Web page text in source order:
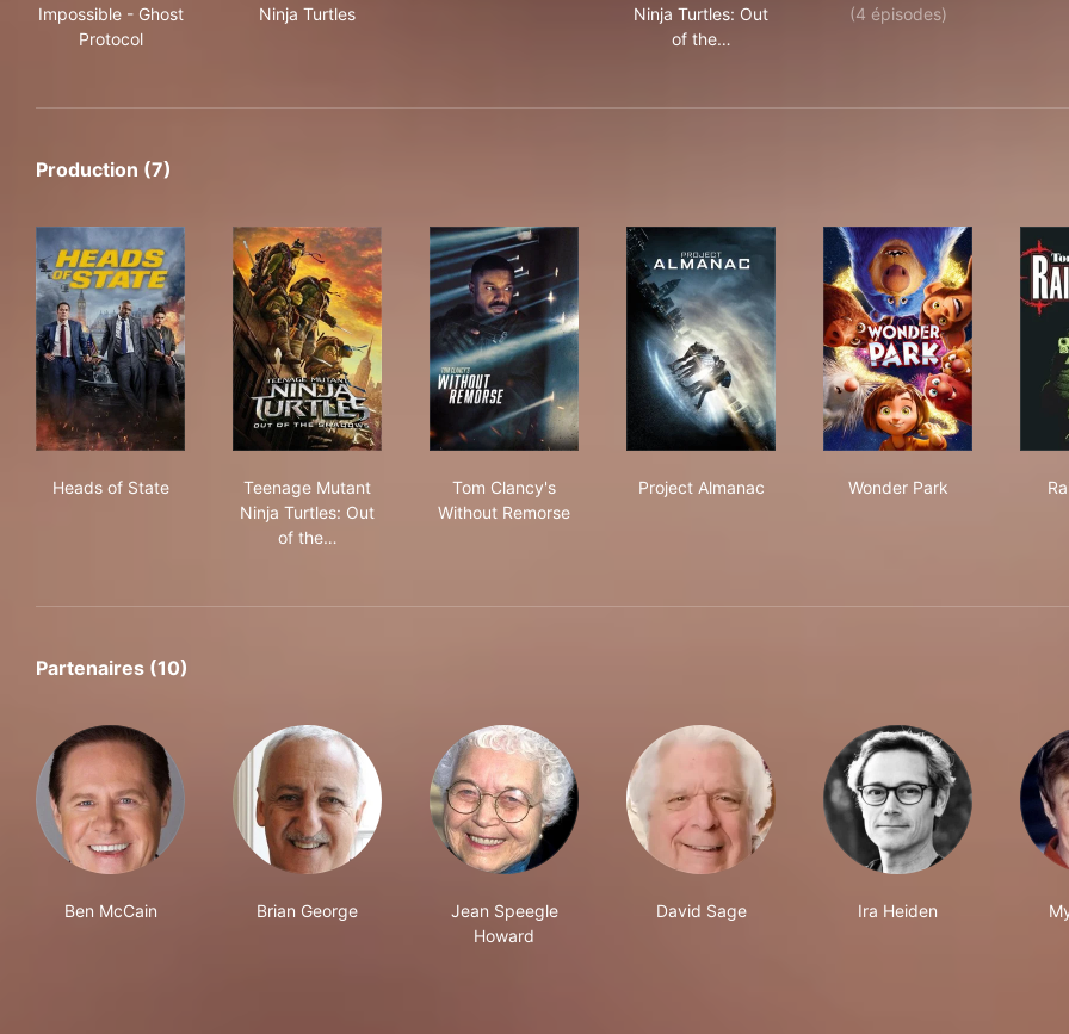
Impossible - Ghost
Protocol
Ninja Turtles
Ninja Turtles: Out
of the…
(4 épisodes)
Production (7)
Heads of State
Teenage Mutant
Ninja Turtles: Out
of the…
Tom Clancy's
Without Remorse
Project Almanac
Wonder Park
Partenaires (10)
Ben McCain Brian George
Jean Speegle
Howard
David Sage Ira Heiden